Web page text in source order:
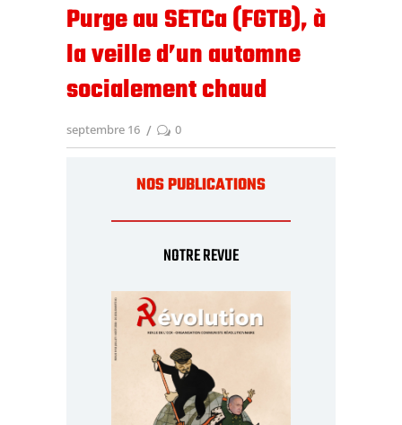
Purge au SETCa (FGTB), à
la veille d’un automne
socialement chaud
septembre 16 0
NOS PUBLICATIONS
NOTRE REVUE